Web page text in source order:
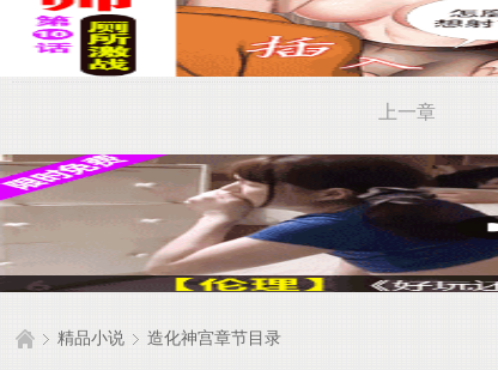
上一章
精品小说 造化神宫章节目录